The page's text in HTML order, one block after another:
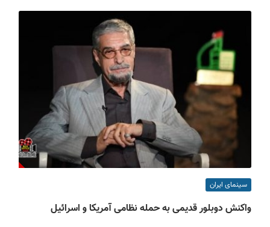
سینمای ایران
واکنش دوبلور قدیمی به حمله نظامی آمریکا و اسرائیل